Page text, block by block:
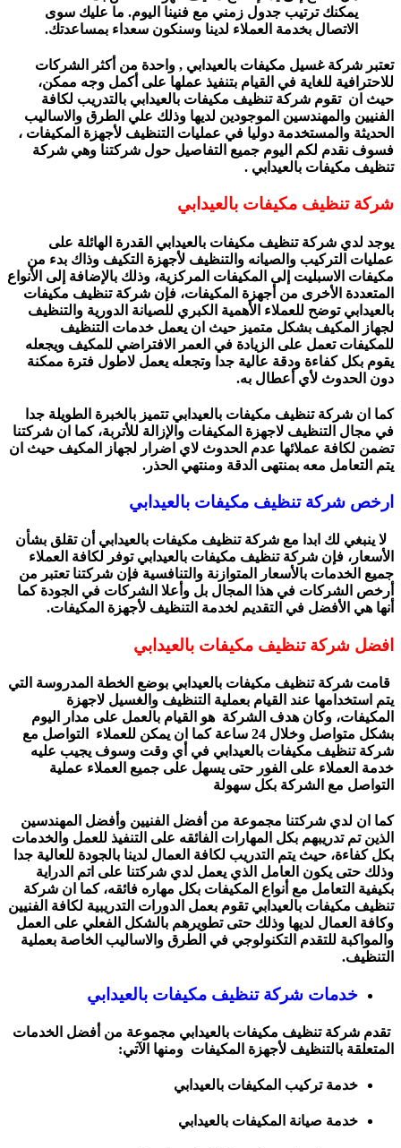
يمكنك ترتيب جدول زمني مع فنينا اليوم. ما عليك سوى
الاتصال بخدمة العملاء لدينا وسنكون سعداء بمساعدتك.
تعتبر شركة غسيل مكيفات بالعيدابي , واحدة من أكثر الشركات
للاحترافية للغاية في القيام بتنفيذ عملها على أكمل وجه ممكن،
حيث ان تقوم شركة تنظيف مكيفات بالعيدابي بالتدريب لكافة
الفنيين والمهندسين الموجودين لديها وذلك علي الطرق والاساليب
الحديثة والمستخدمة دوليا في عمليات التنظيف لأجهزة المكيفات ،
فسوف نقدم لكم اليوم جميع التفاصيل حول شركتنا وهي شركة
تنظيف مكيفات بالعيدابي .
شركة تنظيف مكيفات بالعيدابي
يوجد لدي شركة تنظيف مكيفات بالعيدابي القدرة الهائلة على
عمليات التركيب والصيانه والتنظيف لأجهزة التكيف وذاك بدء من
مكيفات الاسبليت إلى المكيفات المركزية، وذلك بالإضافة إلى الأنواع
المتعددة الأخرى من أجهزة المكيفات، فإن شركة تنظيف مكيفات
بالعيدابي توضح للعملاء الأهمية الكبري للصيانة الدورية والتنظيف
لجهاز المكيف بشكل متميز حيث ان يعمل خدمات التنظيف
للمكيفات تعمل على الزيادة في العمر الافتراضي للمكيف ويجعله
يقوم بكل كفاءة ودقة عالية جدا وتجعله يعمل لاطول فترة ممكنة
دون الحدوث لأي أعطال به.
كما ان شركة تنظيف مكيفات بالعيدابي تتميز بالخبرة الطويلة جدا
في مجال التنظيف لاجهزة المكيفات والإزالة للأتربة، كما ان شركتنا
تضمن لكافة عملائها عدم الحدوث لاي اضرار لجهاز المكيف حيث ان
يتم التعامل معه بمنتهى الدقة ومنتهي الحذر.
ارخص شركة تنظيف مكيفات بالعيدابي
لا ينبغي لك ابدا مع شركة تنظيف مكيفات بالعيدابي أن تقلق بشأن
الأسعار، فإن شركة تنظيف مكيفات بالعيدابي توفر لكافة العملاء
جميع الخدمات بالأسعار المتوازنة والتنافسية فإن شركتنا تعتبر من
أرخص الشركات في هذا المجال بل وأعلا الشركات في الجودة كما
أنها هي الأفضل في التقديم لخدمة التنظيف لأجهزة المكيفات.
افضل شركة تنظيف مكيفات بالعيدابي
قامت شركة تنظيف مكيفات بالعيدابي بوضع الخطة المدروسة التي
يتم استخدامها عند القيام بعملية التنظيف والغسيل لاجهزة
المكيفات، وكان هدف الشركة هو القيام بالعمل على مدار اليوم
بشكل متواصل وخلال 24 ساعة كما ان يمكن للعملاء التواصل مع
شركة تنظيف مكيفات بالعيدابي في أي وقت وسوف يجيب عليه
خدمة العملاء على الفور حتى يسهل على جميع العملاء عملية
التواصل مع الشركة بكل سهولة
كما ان لدي شركتنا مجموعة من أفضل الفنيين وأفضل المهندسين
الذين تم تدريبهم بكل المهارات الفائقه على التنفيذ للعمل والخدمات
بكل كفاءة، حيث يتم التدريب لكافة العمال لدينا بالجودة للعالية جدا
وذلك حتى يكون العامل الذي يعمل لدي شركتنا على اتم الدراية
بكيفية التعامل مع أنواع المكيفات بكل مهاره فائقه، كما ان شركة
تنظيف مكيفات بالعيدابي تقوم بعمل الدورات التدريبية لكافة الفنيين
وكافة العمال لديها وذلك حتى تطويرهم بالشكل الفعلي على العمل
والمواكبة للتقدم التكنولوجي في الطرق والاساليب الخاصة بعملية
التنظيف.
خدمات شركة تنظيف مكيفات بالعيدابي
تقدم شركة تنظيف مكيفات بالعيدابي مجموعة من أفضل الخدمات
المتعلقة بالتنظيف لأجهزة المكيفات ومنها الآتي:
خدمة تركيب المكيفات بالعيدابي
خدمة صيانة المكيفات بالعيدابي